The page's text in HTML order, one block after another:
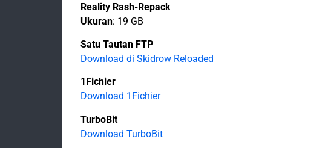
Reality Rash-Repack
Ukuran: 19 GB
Satu Tautan FTP
Download di Skidrow Reloaded
1Fichier
Download 1Fichier
TurboBit
Download TurboBit